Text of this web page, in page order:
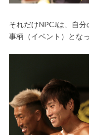
それだけNPCJは、自
事柄（イベント）とな